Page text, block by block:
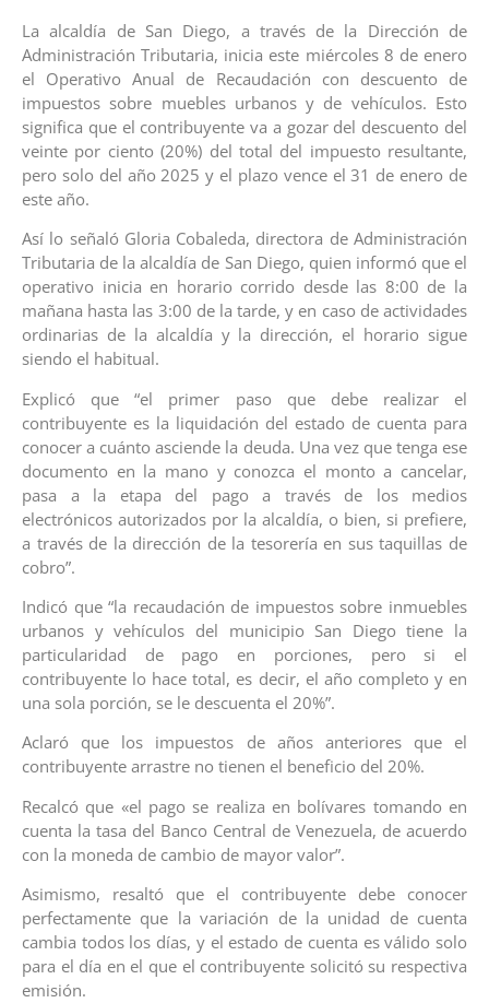
La alcaldía de San Diego, a través de la Dirección de
Administración Tributaria, inicia este miércoles 8 de enero
el Operativo Anual de Recaudación con descuento de
impuestos sobre muebles urbanos y de vehículos. Esto
significa que el contribuyente va a gozar del descuento del
veinte por ciento (20%) del total del impuesto resultante,
pero solo del año 2025 y el plazo vence el 31 de enero de
este año.
Así lo señaló Gloria Cobaleda, directora de Administración
Tributaria de la alcaldía de San Diego, quien informó que el
operativo inicia en horario corrido desde las 8:00 de la
mañana hasta las 3:00 de la tarde, y en caso de actividades
ordinarias de la alcaldía y la dirección, el horario sigue
siendo el habitual.
Explicó que “el primer paso que debe realizar el
contribuyente es la liquidación del estado de cuenta para
conocer a cuánto asciende la deuda. Una vez que tenga ese
documento en la mano y conozca el monto a cancelar,
pasa a la etapa del pago a través de los medios
electrónicos autorizados por la alcaldía, o bien, si prefiere,
a través de la dirección de la tesorería en sus taquillas de
cobro”.
Indicó que “la recaudación de impuestos sobre inmuebles
urbanos y vehículos del municipio San Diego tiene la
particularidad de pago en porciones, pero si el
contribuyente lo hace total, es decir, el año completo y en
una sola porción, se le descuenta el 20%”.
Aclaró que los impuestos de años anteriores que el
contribuyente arrastre no tienen el beneficio del 20%.
Recalcó que «el pago se realiza en bolívares tomando en
cuenta la tasa del Banco Central de Venezuela, de acuerdo
con la moneda de cambio de mayor valor”.
Asimismo, resaltó que el contribuyente debe conocer
perfectamente que la variación de la unidad de cuenta
cambia todos los días, y el estado de cuenta es válido solo
para el día en el que el contribuyente solicitó su respectiva
emisión.